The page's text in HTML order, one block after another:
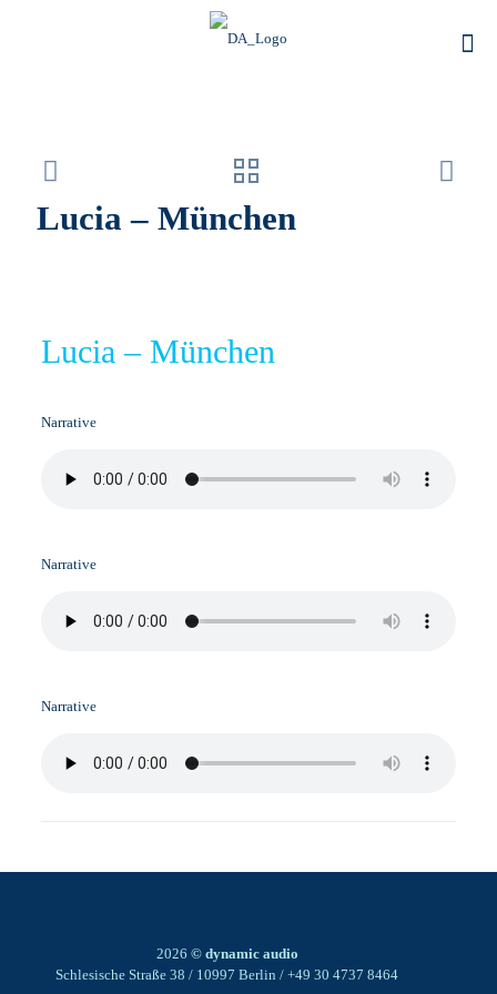
Lucia – München
Lucia – München
Narrative
Narrative
Narrative
2026 © dynamic audio
Schlesische Straße 38 / 10997 Berlin / +49 30 4737 8464